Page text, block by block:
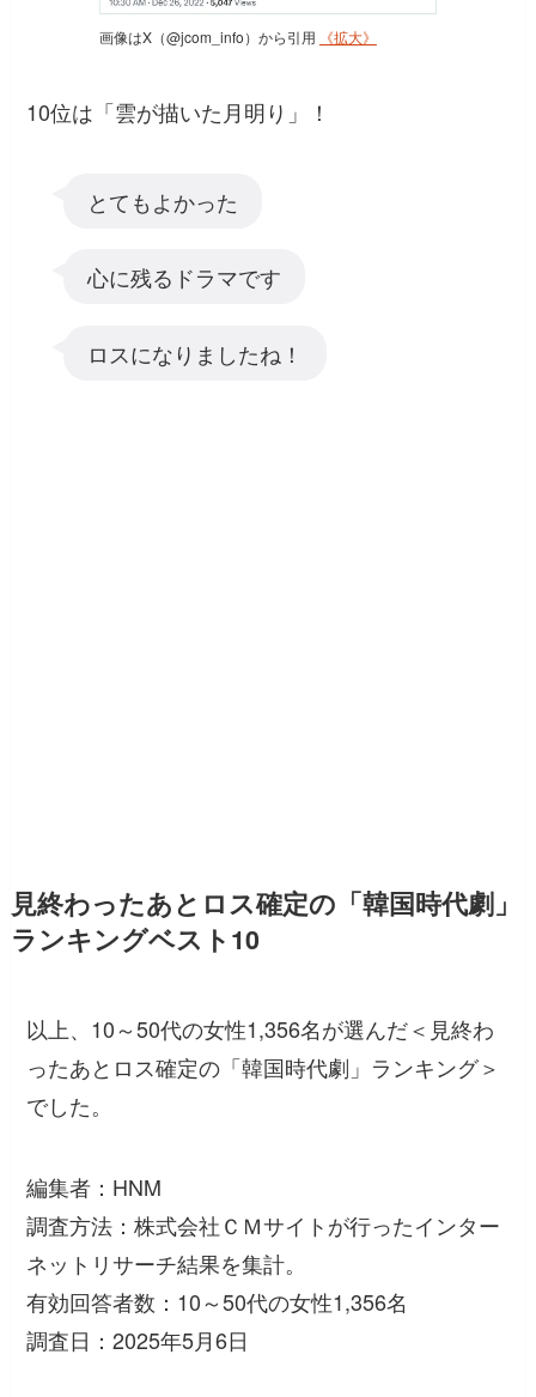
画像はX（@jcom_info）から引用 《拡大》
10位は「雲が描いた月明り」！
とてもよかった
心に残るドラマです
ロスになりましたね！
見終わったあとロス確定の「韓国時代劇」
ランキングベスト10
以上、10～50代の女性1,356名が選んだ＜見終わ
ったあとロス確定の「韓国時代劇」ランキング＞
でした。
編集者：HNM
調査方法：株式会社ＣＭサイトが行ったインター
ネットリサーチ結果を集計。
有効回答者数：10～50代の女性1,356名
調査日：2025年5月6日